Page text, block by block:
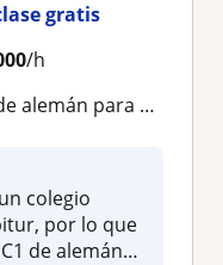
gratis
/h
y adultos de nivel básico e intermedio
colegio
por lo que
de alemán